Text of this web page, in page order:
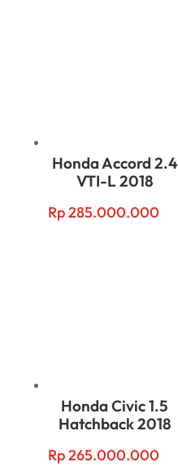
Honda Accord 2.4
VTI-L 2018
Rp285.000.000
Honda Civic 1.5
Hatchback 2018
Rp265.000.000